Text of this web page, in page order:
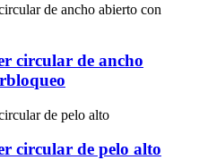
circular de ancho
circular de pelo alto